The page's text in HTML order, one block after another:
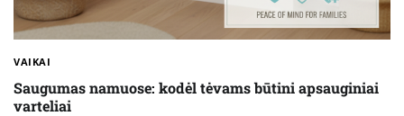
VAIKAI
Saugumas namuose: kodėl tėvams būtini apsauginiai
varteliai